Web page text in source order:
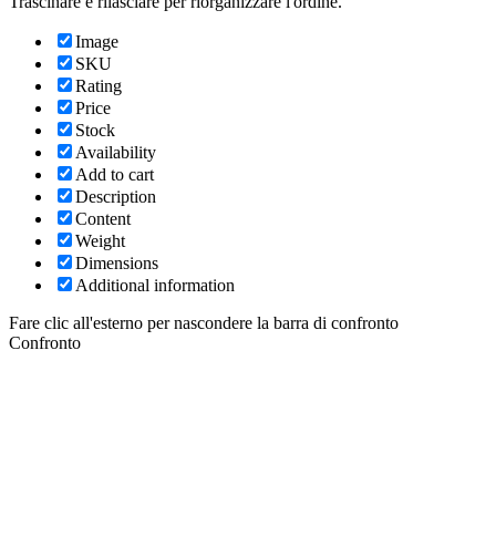
Image
SKU
Rating
Price
Stock
Availability
Add to cart
Description
Content
Weight
Dimensions
Additional information
Fare clic all'esterno per nascondere la barra di confronto
Confronto